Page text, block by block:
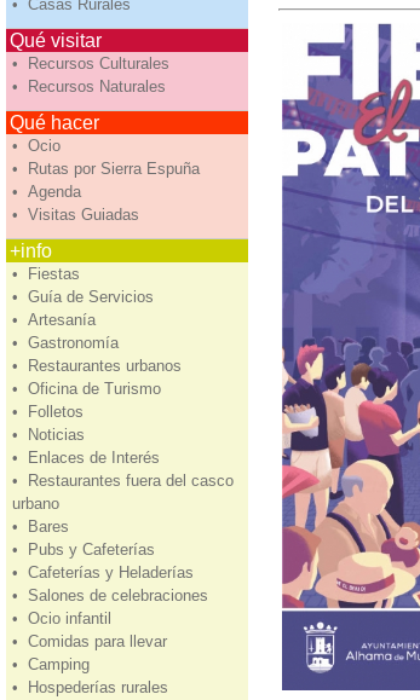
• Casas Rurales
Qué visitar
• Recursos Culturales
• Recursos Naturales
Qué hacer
• Ocio
• Rutas por Sierra Espuña
• Agenda
• Visitas Guiadas
+info
• Fiestas
• Guía de Servicios
• Artesanía
• Gastronomía
• Restaurantes urbanos
• Oficina de Turismo
• Folletos
• Noticias
• Enlaces de Interés
• Restaurantes fuera del casco
urbano
• Bares
• Pubs y Cafeterías
• Cafeterías y Heladerías
• Salones de celebraciones
• Ocio infantil
• Comidas para llevar
• Camping
• Hospederías rurales